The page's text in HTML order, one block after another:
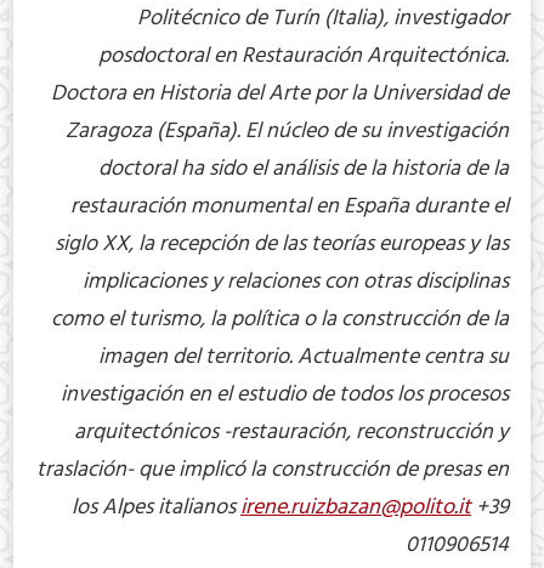
Politécnico de Turín (Italia), investigador
posdoctoral en Restauración Arquitectónica.
Doctora en Historia del Arte por la Universidad de
Zaragoza (España). El núcleo de su investigación
doctoral ha sido el análisis de la historia de la
restauración monumental en España durante el
siglo XX, la recepción de las teorías europeas y las
implicaciones y relaciones con otras disciplinas
como el turismo, la política o la construcción de la
imagen del territorio. Actualmente centra su
investigación en el estudio de todos los procesos
arquitectónicos -restauración, reconstrucción y
traslación- que implicó la construcción de presas en
los Alpes italianosirene.ruizbazan@polito.it+39
0110906514